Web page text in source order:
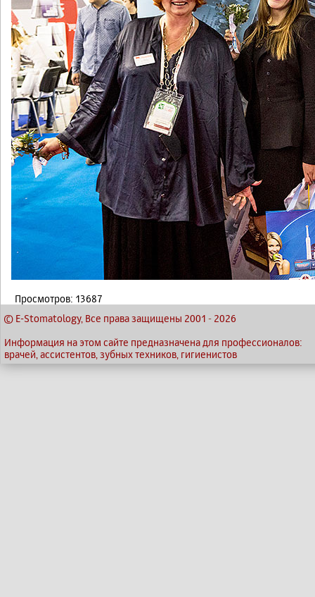
Просмотров: 13687
© E-Stomatology, Все права защищены 2001 - 2026
Информация на этом сайте предназначена для профессионалов:
врачей, ассистентов, зубных техников, гигиенистов